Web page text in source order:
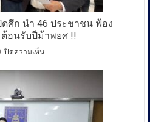
ดศึก นำ 46 ประชาชน ฟ้อง
ต้อนรับปีม้าพยศ !!
ปิดความเห็นบน
ปราบ
เปิด
ศึก